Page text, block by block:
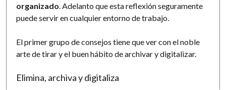
organizado . Adelanto que esta reflexión seguramente
puede servir en cualquier entorno de trabajo.
El primer grupo de consejos tiene que ver con el noble
arte de tirar y el buen hábito de archivar y digitalizar.
Elimina, archiva y digitaliza